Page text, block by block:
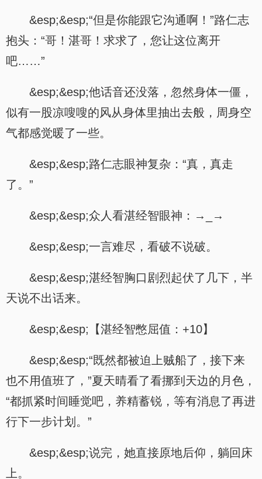
&esp;&esp;“但是你能跟它沟通啊！”路仁志
抱头：“哥！湛哥！求求了，您让这位离开
吧……”
&esp;&esp;他话音还没落，忽然身体一僵，
似有一股凉嗖嗖的风从身体里抽出去般，周身空
气都感觉暖了一些。
&esp;&esp;路仁志眼神复杂：“真，真走
了。”
&esp;&esp;众人看湛经智眼神：→_→
&esp;&esp;一言难尽，看破不说破。
&esp;&esp;湛经智胸口剧烈起伏了几下，半
天说不出话来。
&esp;&esp;【湛经智憋屈值：+10】
&esp;&esp;“既然都被迫上贼船了，接下来
也不用值班了，”夏天晴看了看挪到天边的月色，
“都抓紧时间睡觉吧，养精蓄锐，等有消息了再进
行下一步计划。”
&esp;&esp;说完，她直接原地后仰，躺回床
上。